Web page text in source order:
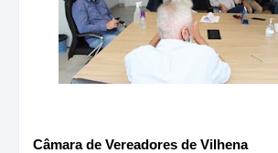
Câmara de Vereadores de Vilhena